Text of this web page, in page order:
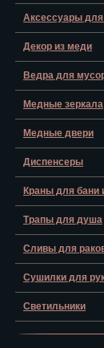
Аксессуары для
Декор из меди
Ведра для
Медные зеркала
Медные двери
Диспенсеры
Краны для бани
Трапы для душа
Сливы для
Сушилки для
Светильники